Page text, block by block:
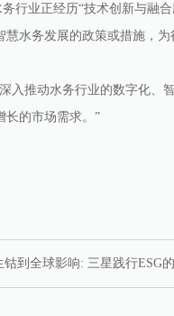
业正经历“技术创新与融合
水务发展的政策或措施，
推动水务行业的数字化、
长的市场需求。”
钴到全球影响: 三星践行ESG